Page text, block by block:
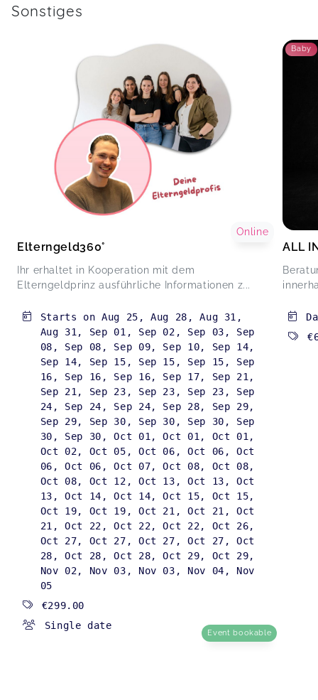
Sonstiges
Elterngeld360°
Ihr erhaltet in Kooperation mit dem
Elterngeldprinz ausführliche Informationen z...
Online
Starts onAug 25 ,Aug 28 ,Aug 31 ,
Aug 31, Sep 01 , Sep 02 , Sep 03 , Sep
08 , Sep 08 , Sep 09, Sep 10, Sep 14,
Sep 14, Sep 15 , Sep 15 , Sep 15 , Sep
16 , Sep 16 , Sep 16, Sep 17, Sep 21,
Sep 21, Sep 23 , Sep 23 , Sep 23 , Sep
24 , Sep 24 , Sep 24, Sep 28, Sep 29,
Sep 29, Sep 30 , Sep 30 , Sep 30 , Sep
30 , Sep 30 ,Oct 01,Oct 01, Oct 01,
Oct 02, Oct 05 , Oct 06 ,Oct 06 ,Oct
06 ,Oct 06 ,Oct 07,Oct 08, Oct 08,
Oct 08, Oct 12 , Oct 13 ,Oct 13 ,Oct
13 ,Oct 14 ,Oct 14,Oct 15, Oct 15,
Oct 19, Oct 19 , Oct 21 ,Oct 21 ,Oct
21 ,Oct 22 ,Oct 22,Oct 22, Oct 26,
Oct 27, Oct 27 , Oct 27 ,Oct 27 ,Oct
28 ,Oct 28 ,Oct 28,Oct 29, Oct 29,
Nov 02, Nov 03 , Nov 03 , Nov 04 , Nov
05
€299.00
Single date
Event bookable
Baby
ALL